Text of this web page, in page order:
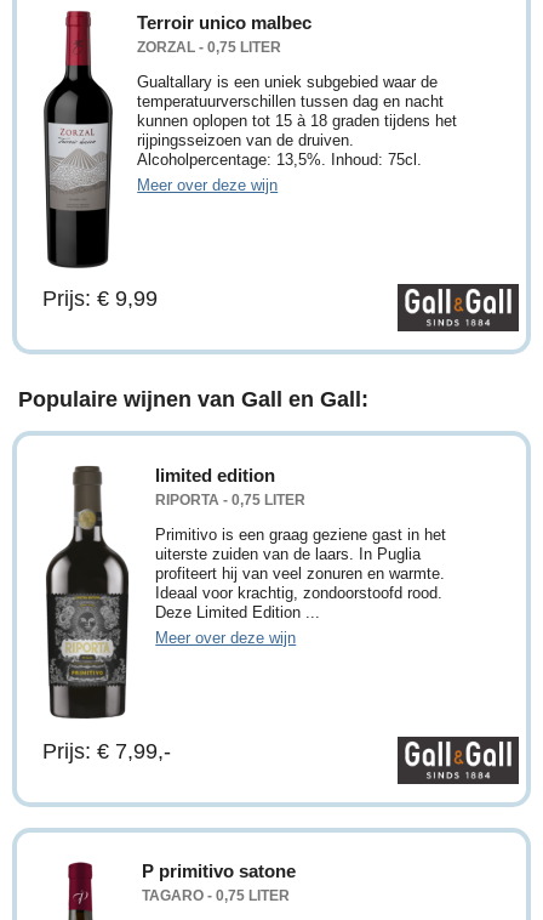
Terroir unico malbec
ZORZAL - 0,75 LITER
Gualtallary is een uniek subgebied waar de
temperatuurverschillen tussen dag en nacht
kunnen oplopen tot 15 à 18 graden tijdens het
rijpingsseizoen van de druiven.
Alcoholpercentage: 13,5%. Inhoud: 75cl.
Meer over deze wijn
Prijs: € 9,99
Populaire wijnen van Gall en Gall:
limited edition
RIPORTA - 0,75 LITER
Primitivo is een graag geziene gast in het
uiterste zuiden van de laars. In Puglia
profiteert hij van veel zonuren en warmte.
Ideaal voor krachtig, zondoorstoofd rood.
Deze Limited Edition ...
Meer over deze wijn
Prijs: € 7,99,-
P primitivo satone
TAGARO - 0,75 LITER